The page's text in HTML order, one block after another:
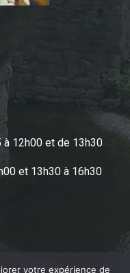
à 12h00 et de 13h30
et 13h30 à 16h30
votre expérience de